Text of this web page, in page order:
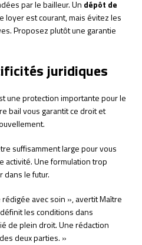
par le bailleur. Un dépôt de
loyer est courant, mais évitez les
Proposez plutôt une garantie
juridiques
une protection importante pour le
bail vous garantit ce droit et
suffisamment large pour vous
Une formulation trop
le futur.
avec soin », avertit Maître
les conditions dans
de plein droit. Une rédaction
deux parties. »